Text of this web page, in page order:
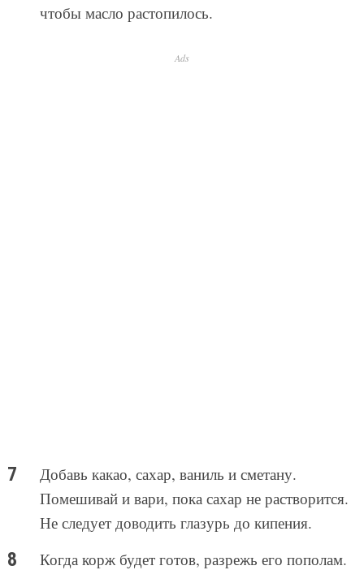
чтобы масло растопилось.
Ads
Добавь какао, сахар, ваниль и сметану.
Помешивай и вари, пока сахар не растворится.
Не следует доводить глазурь до кипения.
Когда корж будет готов, разрежь его пополам.